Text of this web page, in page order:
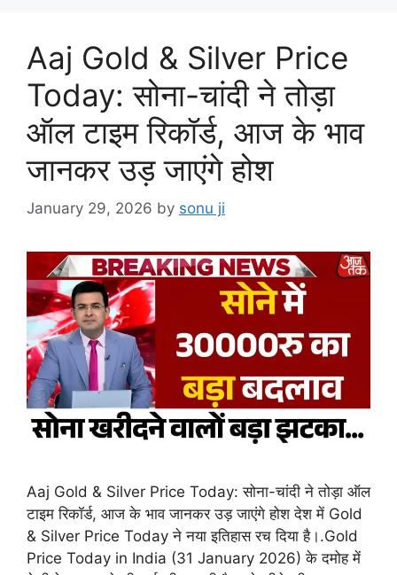
Aaj Gold & Silver Price
Today: सोना-चांदी ने तोड़ा
ऑल टाइम रिकॉर्ड, आज के भाव
जानकर उड़ जाएंगे होश
January 29, 2026 by sonu ji
Aaj Gold & Silver Price Today: सोना-चांदी ने तोड़ा ऑल
टाइम रिकॉर्ड, आज के भाव जानकर उड़ जाएंगे होश देश में Gold
& Silver Price Today ने नया इतिहास रच दिया है।.Gold
Price Today in India (31 January 2026) के दमोह में